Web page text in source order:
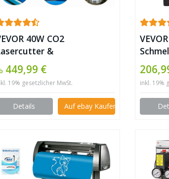
40W CO2
&
Graviermaschine (K40 Laser)
449,99 €
19% gesetzlicher MwSt.
Details Auf ebay Kaufen
℉
mit
die
von
inkl. 19%